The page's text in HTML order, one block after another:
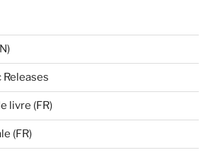
livre (FR)
(FR)